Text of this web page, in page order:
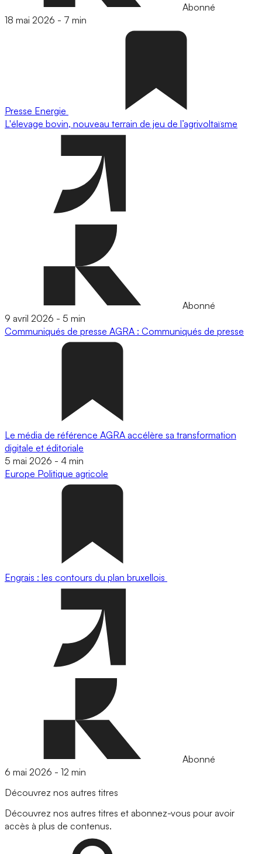
Abonné
18 mai 2026 - 7 min
Presse Energie
L'élevage bovin, nouveau terrain de jeu de l’agrivoltaïsme
Abonné
9 avril 2026 - 5 min
Communiqués de presse AGRA : Communiqués de presse
Le média de référence AGRA accélère sa transformation
digitale et éditoriale
5 mai 2026 - 4 min
Europe Politique agricole
Engrais : les contours du plan bruxellois
Abonné
6 mai 2026 - 12 min
Découvrez nos autres titres
Découvrez nos autres titres et abonnez-vous pour avoir
accès à plus de contenus.